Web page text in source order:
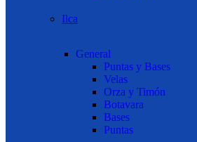
Ilca
General
Puntas y Bases
Velas
Orza y Timón
Botavara
Bases
Puntas